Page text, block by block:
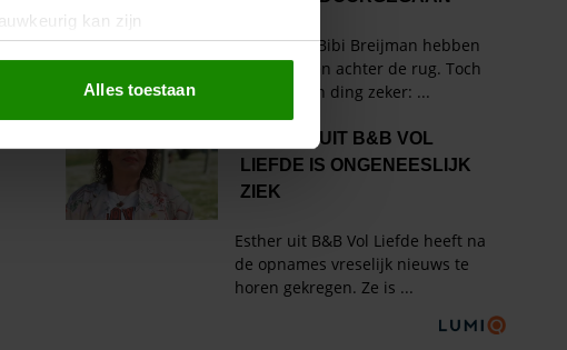
kan zijn
(fingerprinting)
social media te bieden en om ons
met onze partners voor social
andere informatie die u aan ze heeft
akkoord met onze cookies als u
Alles toestaan